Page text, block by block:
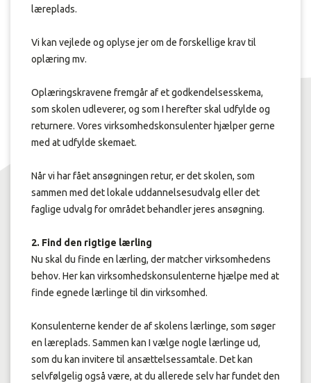
læreplads.
Vi kan vejlede og oplyse jer om de forskellige krav til
oplæring mv.
Oplæringskravene fremgår af et godkendelsesskema,
som skolen udleverer, og som I herefter skal udfylde og
returnere. Vores virksomhedskonsulenter hjælper gerne
med at udfylde skemaet.
Når vi har fået ansøgningen retur, er det skolen, som
sammen med det lokale uddannelsesudvalg eller det
faglige udvalg for området behandler jeres ansøgning.
2. Find den rigtige lærling
Nu skal du finde en lærling, der matcher virksomhedens
behov. Her kan virksomhedskonsulenterne hjælpe med at
finde egnede lærlinge til din virksomhed.
Konsulenterne kender de af skolens lærlinge, som søger
en læreplads. Sammen kan I vælge nogle lærlinge ud,
som du kan invitere til ansættelsessamtale. Det kan
selvfølgelig også være, at du allerede selv har fundet den